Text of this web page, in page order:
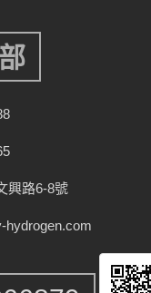
興路6-8號
hydrogen.com